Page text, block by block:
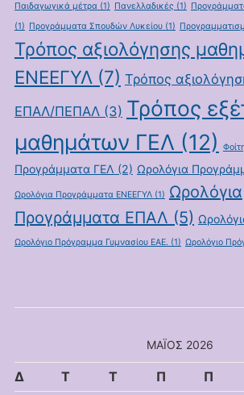
Παιδαγωγικά μέτρα(1) Πανελλαδικές (1)
(1) Προγράμματα Σπουδών Λυκείου(1)
Τρόπος αξιολόγησης
ΕΝΕΕΓΥΛ (7) Τρόπος
ΕΠΑΛ/ΠΕΠΑΛ(3) Τρόπος
μαθημάτων ΓΕΛ (12)
Προγράμματα ΓΕΛ (2) Ωρολόγια
Ωρολόγια Προγράμματα ΕΝΕΕΓΥΛ(1) Ωρολόγια
Προγράμματα ΕΠΑΛ (5)
Ωρολόγιο Πρόγραμμα Γυμνασίου ΕΑΕ. (1) Ωρολόγιο
ΜΆΙΟΣ 2026
Δ Τ Τ Π Π